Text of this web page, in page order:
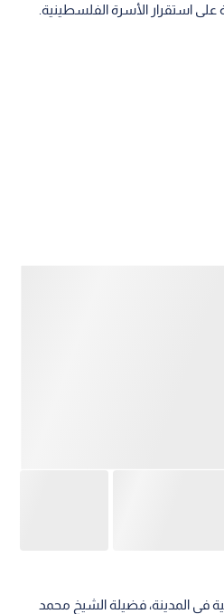
على استقرار الأسرة الفلسطينية.
المدينة، فضيلة الشيخ محمد